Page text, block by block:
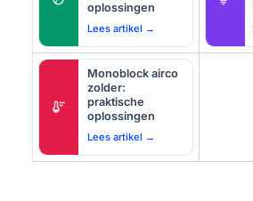
oplossingen
Lees artikel →
thermostat
Monoblock airco
zolder:
praktische
oplossingen
Lees artikel →